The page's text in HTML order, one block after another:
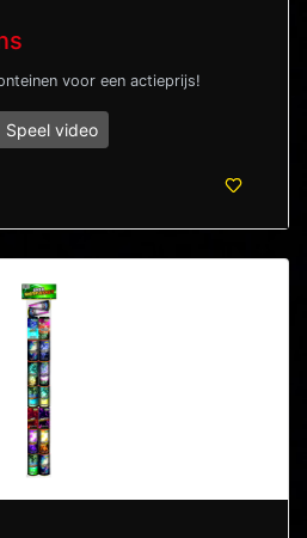
voor een actieprijs!
Speel video